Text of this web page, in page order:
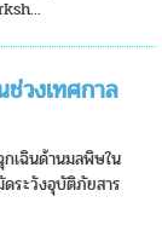
วงเทศกาล
เฉินด้านมลพิษใน
ดระวังอุบัติภัยสาร